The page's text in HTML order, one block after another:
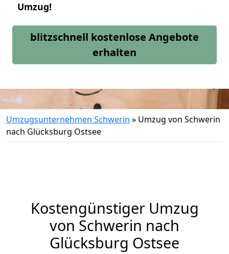
Umzug!
blitzschnell kostenlose Angebote
erhalten
Umzugsunternehmen Schwerin » Umzug von Schwerin
nach Glücksburg Ostsee
Kostengünstiger Umzug
von Schwerin nach
Glücksburg Ostsee